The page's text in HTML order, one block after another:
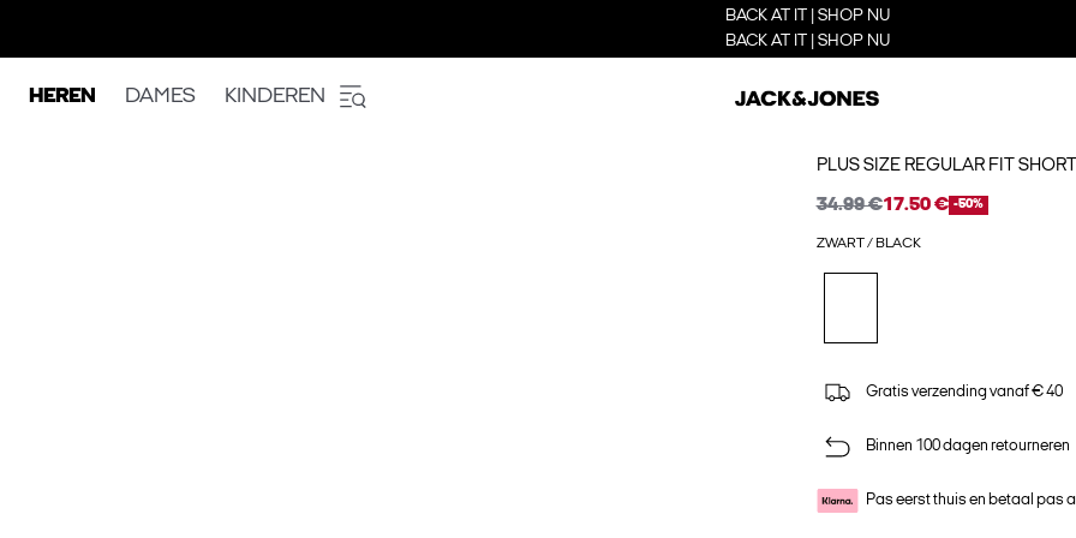
BACK AT IT | SHOP NU
BACK AT IT | SHOP NU
HEREN DAMES KINDEREN
PLUS SIZE REGULAR FIT
34.99 €17.50 € -50%
ZWART / BLACK
Gratis verzending vanaf € 40
Binnen 100 dagen retourneren
Pas eerst thuis en betaal pas